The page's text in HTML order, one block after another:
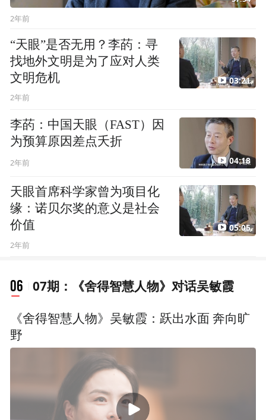
2年前
“天眼”是否无用？李菂：寻
找地外文明是为了应对人类
文明危机
2年前
03:21
李菂：中国天眼（FAST）因
为预算原因差点夭折
2年前 04:18
天眼首席科学家曾为项目化
缘：诺贝尔奖的意义是社会
价值
2年前
05:05
06 07期：《舍得智慧人物》对话吴敏霞
《舍得智慧人物》吴敏霞：跃出水面 奔向旷
野